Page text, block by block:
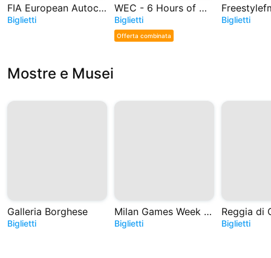
FIA European Autocross and Cross Car Championships
Biglietti
WEC - 6 Hours of Monza 2026
Biglietti
Offerta combinata
Biglietti
Mostre e Musei
Galleria Borghese
Biglietti
Milan Games Week e Cartoomics 2026
Biglietti
Reggia di
Biglietti